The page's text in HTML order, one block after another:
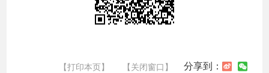
【打印本页】 【关闭窗口】 分享到：